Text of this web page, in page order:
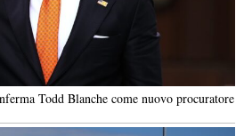
Todd Blanche come nuovo procuratore